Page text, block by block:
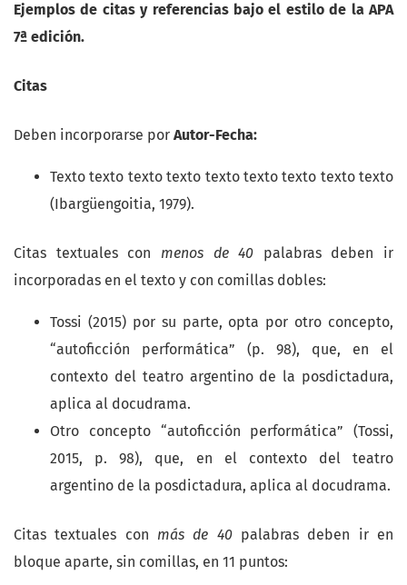
Ejemplos de citas y referencias bajo el estilo de la APA
7ª edición.
Citas
Deben incorporarse por Autor-Fecha:
Texto texto texto texto texto texto texto texto texto
(Ibargüengoitia, 1979).
Citas textuales con menos de 40 palabras deben ir
incorporadas en el texto y con comillas dobles:
Tossi (2015) por su parte, opta por otro concepto,
“autoficción performática” (p. 98), que, en el
contexto del teatro argentino de la posdictadura,
aplica al docudrama.
Otro concepto “autoficción performática” (Tossi,
2015, p. 98), que, en el contexto del teatro
argentino de la posdictadura, aplica al docudrama.
Citas textuales con más de 40palabras deben ir en
bloque aparte, sin comillas, en 11 puntos: